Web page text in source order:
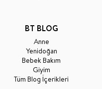
BT BLOG
Anne
Yenidoğan
Bebek Bakım
Giyim
Tüm Blog İçerikleri